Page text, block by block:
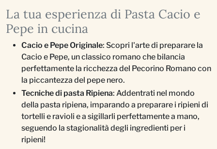
La tua esperienza di Pasta Cacio e
Pepe in cucina
Cacio e Pepe Originale: Scopri l'arte di preparare la
Cacio e Pepe, un classico romano che bilancia
perfettamente la ricchezza del Pecorino Romano con
la piccantezza del pepe nero.
Tecniche di pasta Ripiena: Addentrati nel mondo
della pasta ripiena, imparando a preparare i ripieni di
tortelli e ravioli e a sigillarli perfettamente a mano,
seguendo la stagionalità degli ingredienti per i
ripieni!